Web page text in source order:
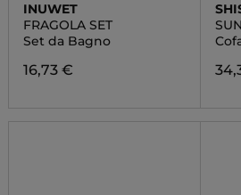
INUWET
FRAGOLA SET
Set da Bagno
16,73 €